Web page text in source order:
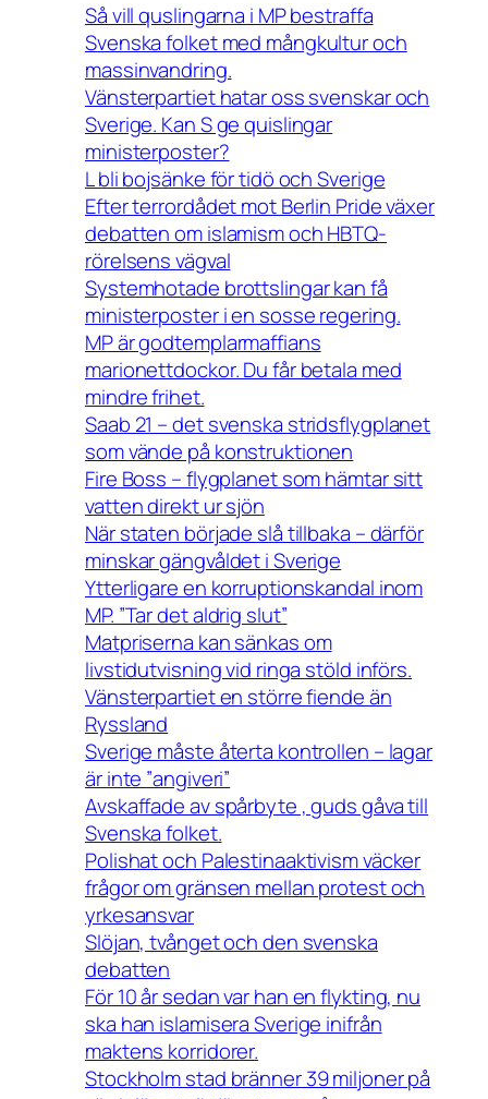
Så vill quslingarna i MP bestraffa
Svenska folket med mångkultur och
massinvandring.
Vänsterpartiet hatar oss svenskar och
Sverige. Kan S ge quislingar
ministerposter?
L bli bojsänke för tidö och Sverige
Efter terrordådet mot Berlin Pride växer
debatten om islamism och HBTQ-
rörelsens vägval
Systemhotade brottslingar kan få
ministerposter i en sosse regering.
MP är godtemplarmaffians
marionettdockor. Du får betala med
mindre frihet.
Saab 21 – det svenska stridsflygplanet
som vände på konstruktionen
Fire Boss – flygplanet som hämtar sitt
vatten direkt ur sjön
När staten började slå tillbaka – därför
minskar gängvåldet i Sverige
Ytterligare en korruptionskandal inom
MP. ”Tar det aldrig slut”
Matpriserna kan sänkas om
livstidutvisning vid ringa stöld införs.
Vänsterpartiet en större fiende än
Ryssland
Sverige måste återta kontrollen – lagar
är inte ”angiveri”
Avskaffade av spårbyte , guds gåva till
Svenska folket.
Polishat och Palestinaaktivism väcker
frågor om gränsen mellan protest och
yrkesansvar
Slöjan, tvånget och den svenska
debatten
För 10 år sedan var han en flykting, nu
ska han islamisera Sverige inifrån
maktens korridorer.
Stockholm stad bränner 39 miljoner på